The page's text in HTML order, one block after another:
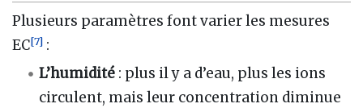
Plusieurs paramètres font varier les mesures
EC[7] :
L’humidité : plus il y a d’eau, plus les ions
circulent, mais leur concentration diminue